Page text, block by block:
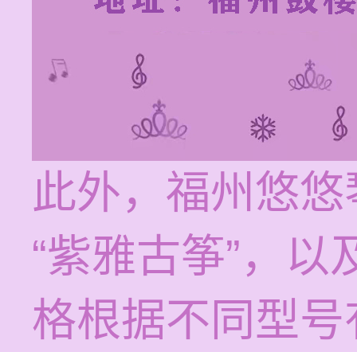
此外，福州悠
“紫雅古筝”，
格根据不同型